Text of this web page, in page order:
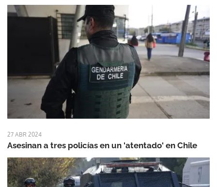
27 ABR 2024
Asesinan a tres policías en un 'atentado' en Chile